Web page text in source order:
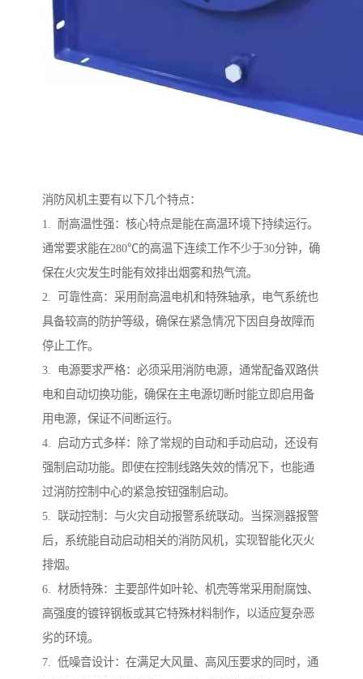
消防风机主要有以下几个特点：
1. 耐高温性强：核心特点是能在高温环境下持续运行。
通常要求能在280℃的高温下连续工作不少于30分钟，确
保在火灾发生时能有效排出烟雾和热气流。
2. 可靠性高：采用耐高温电机和特殊轴承，电气系统也
具备较高的防护等级，确保在紧急情况下因自身故障而
停止工作。
3. 电源要求严格：必须采用消防电源，通常配备双路供
电和自动切换功能，确保在主电源切断时能立即启用备
用电源，保证不间断运行。
4. 启动方式多样：除了常规的自动和手动启动，还设有
强制启动功能。即使在控制线路失效的情况下，也能通
过消防控制中心的紧急按钮强制启动。
5. 联动控制：与火灾自动报警系统联动。当探测器报警
后，系统能自动启动相关的消防风机，实现智能化灭火
排烟。
6. 材质特殊：主要部件如叶轮、机壳等常采用耐腐蚀、
高强度的镀锌钢板或其它特殊材料制作，以适应复杂恶
劣的环境。
7. 低噪音设计：在满足大风量、高风压要求的同时，通